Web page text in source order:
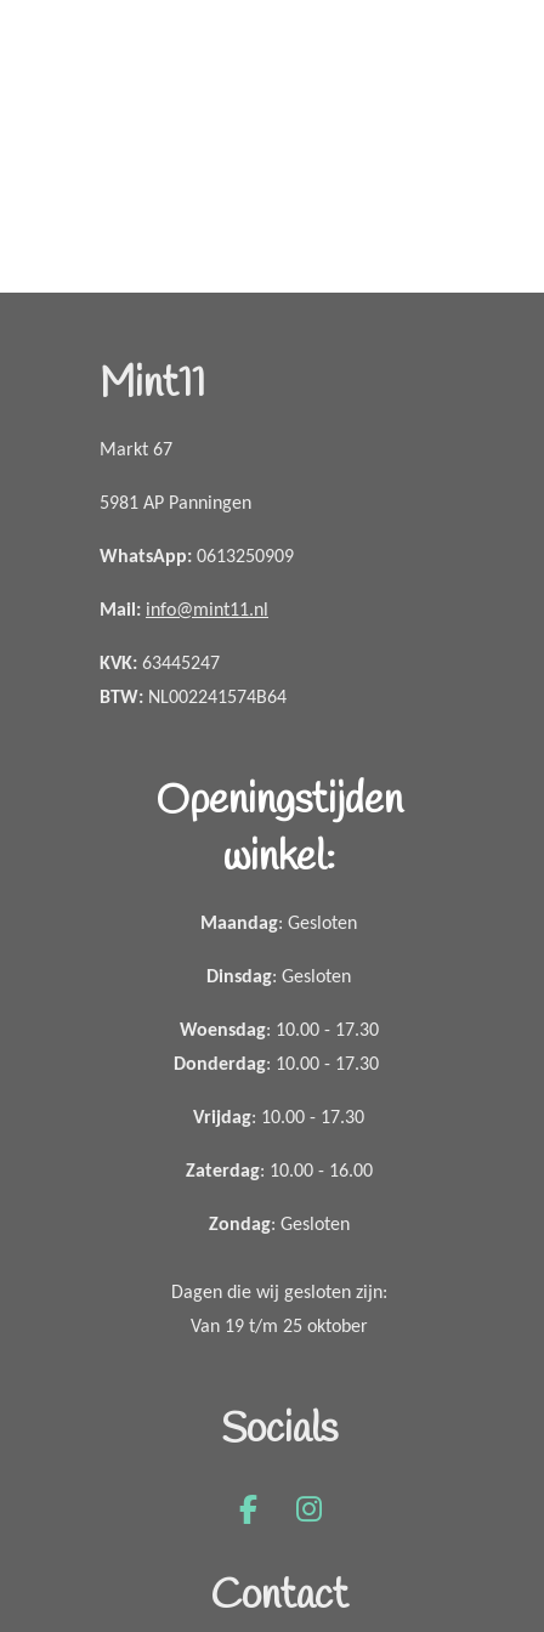
Mint11
Markt 67
5981 AP Panningen
WhatsApp: 0613250909
Mail: info@mint11.nl
KVK: 63445247
BTW: NL002241574B64
Openingstijden
winkel:
Maandag: Gesloten
Dinsdag: Gesloten
Woensdag: 10.00 - 17.30
Donderdag: 10.00 - 17.30
Vrijdag: 10.00 - 17.30
Zaterdag: 10.00 - 16.00
Zondag: Gesloten
Dagen die wij gesloten zijn:
Van 19 t/m 25 oktober
Socials
F
c
e
I
s
t
Contact